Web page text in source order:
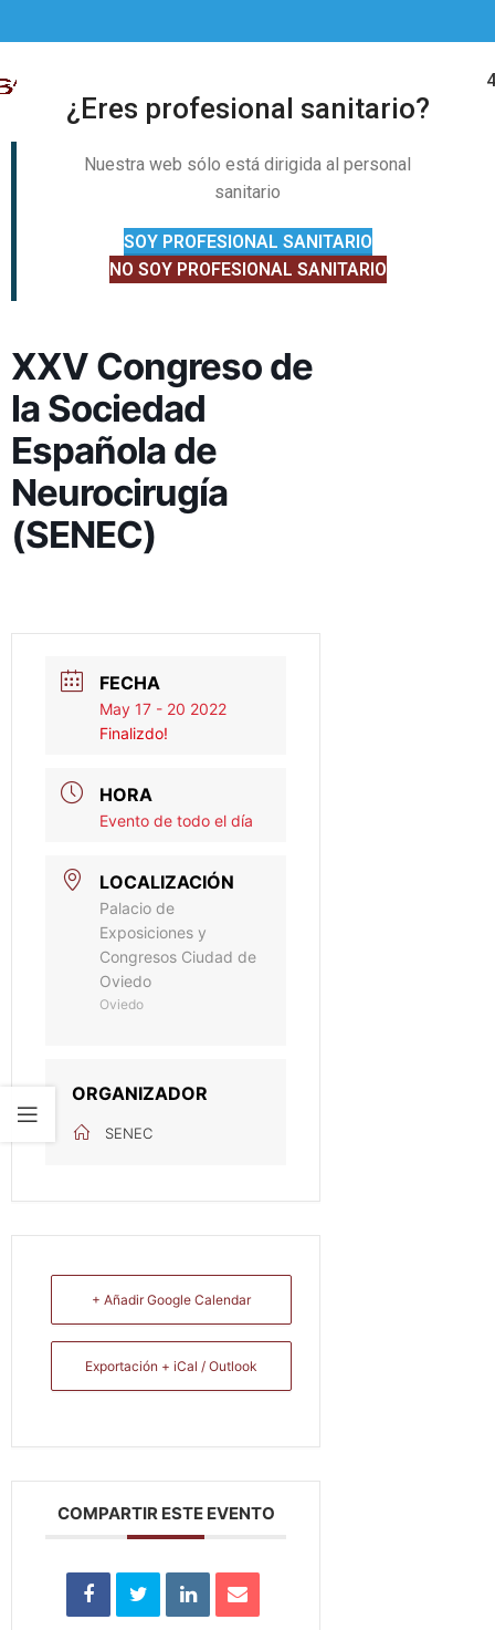
¿Eres profesional sanitario?
Nuestra web sólo está dirigida al personal
sanitario
SOY PROFESIONAL SANITARIO
NO SOY PROFESIONAL SANITARIO
91 328 01
XXV Congreso de
la Sociedad
Española de
Neurocirugía
(SENEC)
FECHA
May 17 - 20 2022
Finalizdo!
HORA
Evento de todo el día
LOCALIZACIÓN
Palacio de
Exposiciones y
Congresos Ciudad de
Oviedo
Oviedo
ORGANIZADOR
SENEC
+ Añadir Google Calendar
Exportación + iCal / Outlook
COMPARTIR ESTE EVENTO